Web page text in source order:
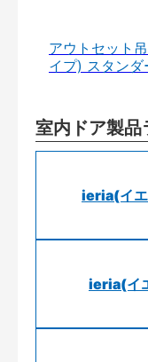
アウトセット
イプ) スタンダ
室内ドア製品
ieria(イエ
ieria(イ